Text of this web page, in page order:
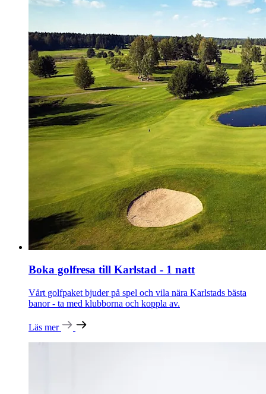
Boka golfresa till Karlstad - 1 natt
Vårt golfpaket bjuder på spel och vila nära Karlstads bästa
banor - ta med klubborna och koppla av.
Läs mer